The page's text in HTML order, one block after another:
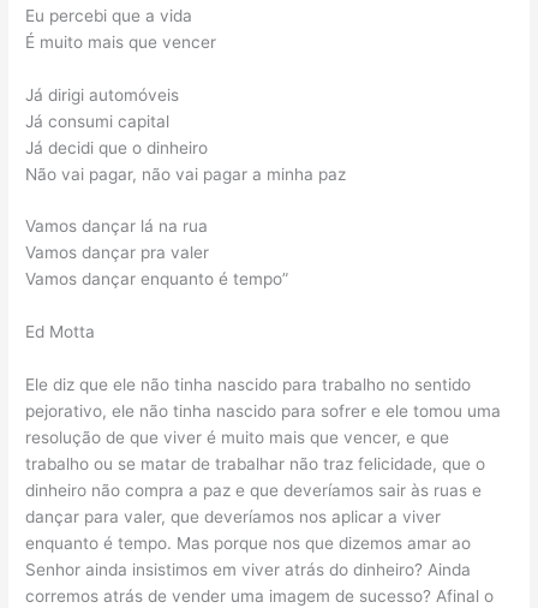
Eu percebi que a vida
É muito mais que vencer
Já dirigi automóveis
Já consumi capital
Já decidi que o dinheiro
Não vai pagar, não vai pagar a minha paz
Vamos dançar lá na rua
Vamos dançar pra valer
Vamos dançar enquanto é tempo”
Ed Motta
Ele diz que ele não tinha nascido para trabalho no sentido
pejorativo, ele não tinha nascido para sofrer e ele tomou uma
resolução de que viver é muito mais que vencer, e que
trabalho ou se matar de trabalhar não traz felicidade, que o
dinheiro não compra a paz e que deveríamos sair às ruas e
dançar para valer, que deveríamos nos aplicar a viver
enquanto é tempo. Mas porque nos que dizemos amar ao
Senhor ainda insistimos em viver atrás do dinheiro? Ainda
corremos atrás de vender uma imagem de sucesso? Afinal o